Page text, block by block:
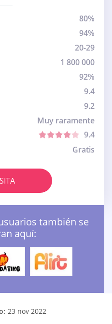
80%
94%
20-29
1 800 000
92%
9.4
9.2
Muy raramente
9.4
Gratis
también se
aquí:
23 nov 2022